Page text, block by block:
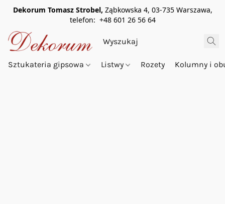
Dekorum Tomasz Strobel, Ząbkowska 4, 03-735 Warszawa,
telefon: +48 601 26 56 64
Sztukateria gipsowa Listwy Rozety Kolumny i